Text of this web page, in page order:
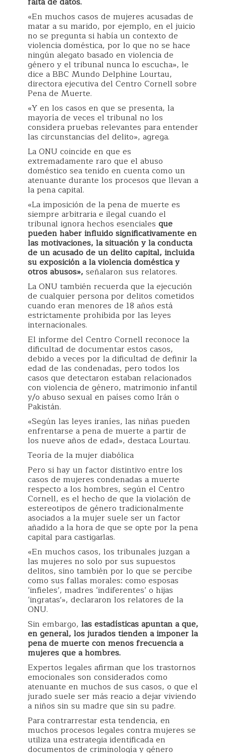
«En muchos casos de mujeres acusadas de
matar a su marido, por ejemplo, en el juicio
no se pregunta si había un contexto de
violencia doméstica, por lo que no se hace
ningún alegato basado en violencia de
género y el tribunal nunca lo escucha», le
dice a BBC Mundo Delphine Lourtau,
directora ejecutiva del Centro Cornell sobre
Pena de Muerte.
«Y en los casos en que se presenta, la
mayoría de veces el tribunal no los
considera pruebas relevantes para entender
las circunstancias del delito», agrega.
La ONU coincide en que es
extremadamente raro que el abuso
doméstico sea tenido en cuenta como un
atenuante durante los procesos que llevan a
la pena capital.
«La imposición de la pena de muerte es
siempre arbitraria e ilegal cuando el
tribunal ignora hechos esenciales que
pueden haber influido significativamente en
las motivaciones, la situación y la conducta
de un acusado de un delito capital, incluida
su exposición a la violencia doméstica y
otros abusos», señalaron sus relatores.
La ONU también recuerda que la ejecución
de cualquier persona por delitos cometidos
cuando eran menores de 18 años está
estrictamente prohibida por las leyes
internacionales.
El informe del Centro Cornell reconoce la
dificultad de documentar estos casos,
debido a veces por la dificultad de definir la
edad de las condenadas, pero todos los
casos que detectaron estaban relacionados
con violencia de género, matrimonio infantil
y/o abuso sexual en países como Irán o
Pakistán.
«Según las leyes iraníes, las niñas pueden
enfrentarse a pena de muerte a partir de
los nueve años de edad», destaca Lourtau.
Teoría de la mujer diabólica
Pero si hay un factor distintivo entre los
casos de mujeres condenadas a muerte
respecto a los hombres, según el Centro
Cornell, es el hecho de que la violación de
estereotipos de género tradicionalmente
asociados a la mujer suele ser un factor
añadido a la hora de que se opte por la pena
capital para castigarlas.
«En muchos casos, los tribunales juzgan a
las mujeres no solo por sus supuestos
delitos, sino también por lo que se percibe
como sus fallas morales: como esposas
‘infieles’, madres ‘indiferentes’ o hijas
‘ingratas'», declararon los relatores de la
ONU.
Sin embargo, las estadísticas apuntan a que,
en general, los jurados tienden a imponer la
pena de muerte con menos frecuencia a
mujeres que a hombres.
Expertos legales afirman que los trastornos
emocionales son considerados como
atenuante en muchos de sus casos, o que el
jurado suele ser más reacio a dejar viviendo
a niños sin su madre que sin su padre.
Para contrarrestar esta tendencia, en
muchos procesos legales contra mujeres se
utiliza una estrategia identificada en
documentos de criminología y género